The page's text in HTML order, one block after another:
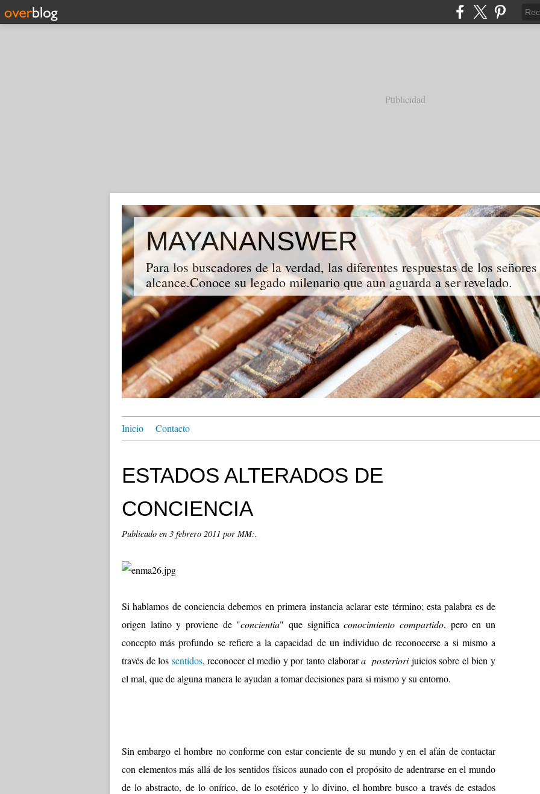
Publicidad
MAYANANSWER
Para los buscadores de la verdad, las diferentes respuestas de los
alcance.Conoce su legado milenario que aun aguarda a ser revelado.
Inicio Contacto
ESTADOS ALTERADOS DE
CONCIENCIA
Publicado en 3 febrero 2011 por MM:.
Si hablamos de conciencia debemos en primera instancia aclarar este término; esta palabra es de
origen latino y proviene de "concientia" que significaconocimiento compartido, pero en un
concepto más profundo se refiere a la capacidad de un individuo de reconocerse a si mismo a
través de los sentidos, reconocer el medio y por tanto elaborara posteriorijuicios sobre el bien y
el mal, que de alguna manera le ayudan a tomar decisiones para si mismo y su entorno.
Sin embargo el hombre no conforme con estar conciente de su mundo y en el afán de contactar
con elementos más allá de los sentidos físicos aunado con el propósito de adentrarse en el mundo
de lo abstracto, de lo onírico, de lo esotérico y lo divino, el hombre busco a través de estados